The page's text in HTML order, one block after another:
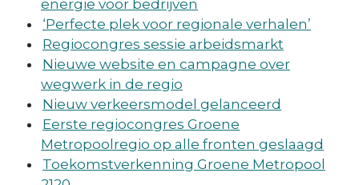
energie voor bedrijven
‘Perfecte plek voor regionale verhalen’
Regiocongres sessie arbeidsmarkt
Nieuwe website en campagne over
wegwerk in de regio
Nieuw verkeersmodel gelanceerd
Eerste regiocongres Groene
Metropoolregio op alle fronten geslaagd
Toekomstverkenning Groene Metropool